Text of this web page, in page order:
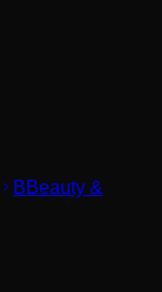
BBeauty &